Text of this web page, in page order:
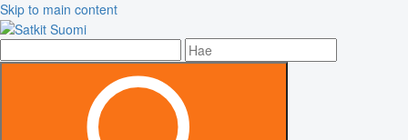
Skip to main content